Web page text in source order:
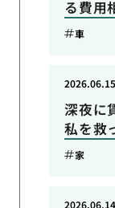
る費用
車
深夜に
私を救
2026.06.15
家
2026.06.14